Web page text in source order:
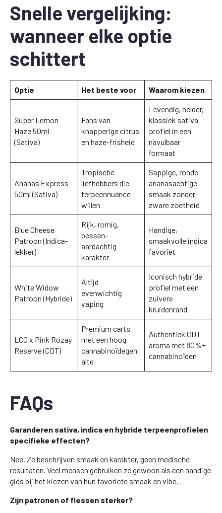
Snelle vergelijking:
wanneer elke optie
schittert
Optie Het beste voor Waarom kiezen
Super Lemon
Haze 50ml
(Sativa)
Fans van
knapperige citrus
en haze-frisheid
Levendig, helder,
klassiek sativa
profiel in een
navulbaar
formaat
Ananas Express
50ml (Sativa)
Tropische
liefhebbers die
terpeennuance
willen
Sappige, ronde
ananasachtige
smaak zonder
zware zoetheid
Blue Cheese
Patroon (Indica-
lekker)
Rijk, romig,
bessen-
aardachtig
karakter
Handige,
smaakvolle indica
favoriet
White Widow
Patroon (Hybride)
Altijd
evenwichtig
vaping
Iconisch hybride
profiel met een
zuivere
kruidenrand
LCG x Pink Rozay
Reserve (CDT)
Premium carts
met een hoog
cannabinoïdegeh
alte
Authentiek CDT-
aroma met 80%+
cannabinoïden
FAQs
Garanderen sativa, indica en hybride terpeenprofielen
specifieke effecten?
Nee. Ze beschrijven smaak en karakter, geen medische
resultaten. Veel mensen gebruiken ze gewoon als een handige
gids bij het kiezen van hun favoriete smaak en vibe.
Zijn patronen of flessen sterker?